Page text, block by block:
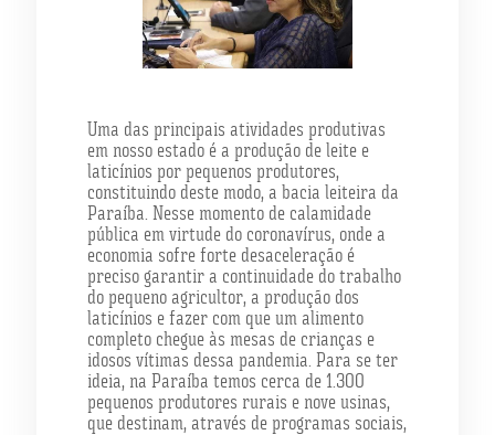
Uma das principais atividades produtivas
em nosso estado é a produção de leite e
laticínios por pequenos produtores,
constituindo deste modo, a bacia leiteira da
Paraíba. Nesse momento de calamidade
pública em virtude do coronavírus, onde a
economia sofre forte desaceleração é
preciso garantir a continuidade do trabalho
do pequeno agricultor, a produção dos
laticínios e fazer com que um alimento
completo chegue às mesas de crianças e
idosos vítimas dessa pandemia. Para se ter
ideia, na Paraíba temos cerca de 1.300
pequenos produtores rurais e nove usinas,
que destinam, através de programas sociais,